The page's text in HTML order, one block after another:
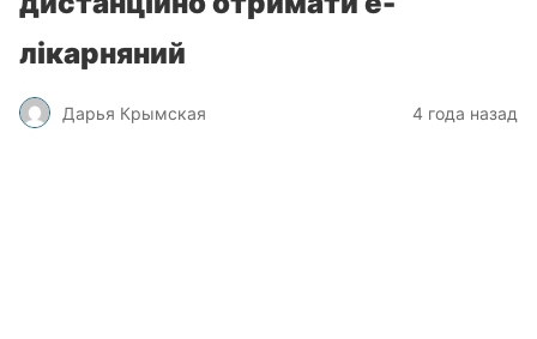
лікарняний
Дарья Крымская 4 года назад